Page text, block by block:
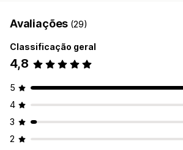
Avaliações (29)
Classificação geral
4,8
5
4
3
2